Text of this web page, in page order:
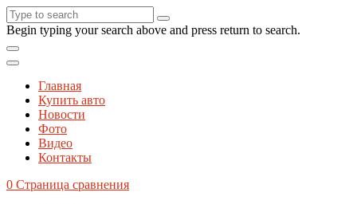
Begin typing your search above and press return to search.
Главная
Купить авто
Новости
Фото
Видео
Контакты
0 Страница сравнения